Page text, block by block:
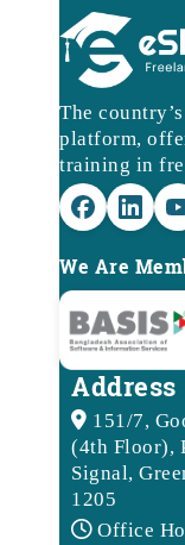
The
platform,
training in
We Are
Address
151/7,
(4th Floor),
Signal,
1205
Office